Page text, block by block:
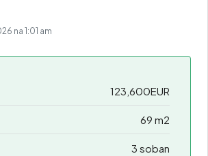
na 1:01 am
123,600EUR
69 m2
3 soban